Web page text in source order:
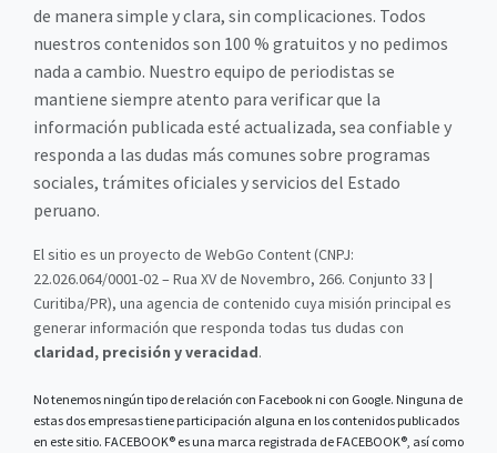
de manera simple y clara, sin complicaciones. Todos
nuestros contenidos son 100 % gratuitos y no pedimos
nada a cambio. Nuestro equipo de periodistas se
mantiene siempre atento para verificar que la
información publicada esté actualizada, sea confiable y
responda a las dudas más comunes sobre programas
sociales, trámites oficiales y servicios del Estado
peruano.
El sitio es un proyecto de WebGo Content (CNPJ:
22.026.064/0001-02 – Rua XV de Novembro, 266. Conjunto 33 |
Curitiba/PR), una agencia de contenido cuya misión principal es
generar información que responda todas tus dudas con
claridad, precisión y veracidad.
No tenemos ningún tipo de relación con Facebook ni con Google. Ninguna de
estas dos empresas tiene participación alguna en los contenidos publicados
en este sitio. FACEBOOK® es una marca registrada de FACEBOOK®, así como